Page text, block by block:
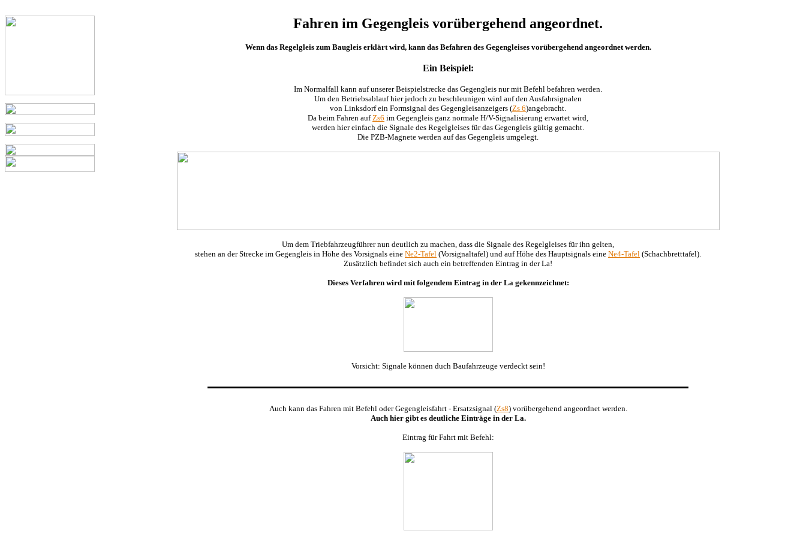
Fahren im Gegengleis vorübergehend angeordnet.
Wenn das Regelgleis zum Baugleis erklärt wird, kann das Befahren des Gegengleises vorübergehend angeordnet werden.
Ein Beispiel:
Im Normalfall kann auf unserer Beispielstrecke das Gegengleis nur mit Befehl befahren werden.
Um den Betriebsablauf hier jedoch zu beschleunigen wird auf den Ausfahrsignalen
von Linksdorf ein Formsignal des Gegengleisanzeigers (Zs 6)angebracht.
Da beim Fahren aufZs6 im Gegengleis ganz normale H/V-Signalisierung erwartet wird,
werden hier einfach die Signale des Regelgleises für das Gegengleis gültig gemacht.
Die PZB-Magnete werden auf das Gegengleis umgelegt.
Um dem Triebfahrzeugführer nun deutlich zu machen, dass die Signale des Regelgleises für ihn gelten,
stehen an der Strecke im Gegengleis in Höhe des Vorsignals eine Ne2-Tafel (Vorsignaltafel) und auf Höhe des Hauptsignals eine Ne4-Tafel (Schachbretttafel).
Zusätzlich befindet sich auch ein betreffenden Eintrag in der La!
Dieses Verfahren wird mit folgendem Eintrag in der La gekennzeichnet:
Vorsicht: Signale können duch Baufahrzeuge verdeckt sein!
Auch kann das Fahren mit Befehl oder Gegengleisfahrt - Ersatzsignal (Zs8) vorübergehend angeordnet werden.
Auch hier gibt es deutliche Einträge in der La.
Eintrag für Fahrt mit Befehl: